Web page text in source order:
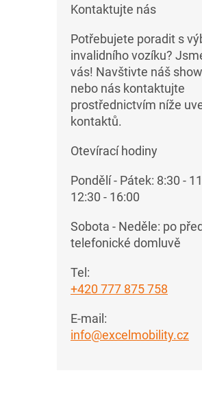
Kontaktujte nás
Potřebujete poradit s
invalidního vozíku?
vás! Navštivte náš
nebo nás kontaktujte
prostřednictvím níže
kontaktů.
Otevírací hodiny
Pondělí - Pátek: 8:30 -
12:30 - 16:00
Sobota - Neděle: po
telefonické domluvě
Tel:
+420 777 875 758
E-mail:
info@excelmobility.cz